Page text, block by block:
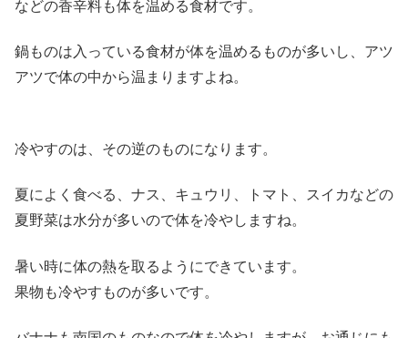
などの香辛料も体を温める食材です。
鍋ものは入っている食材が体を温めるものが多いし、アツ
アツで体の中から温まりますよね。
冷やすのは、その逆のものになります。
夏によく食べる、ナス、キュウリ、トマト、スイカなどの
夏野菜は水分が多いので体を冷やしますね。
暑い時に体の熱を取るようにできています。
果物も冷やすものが多いです。